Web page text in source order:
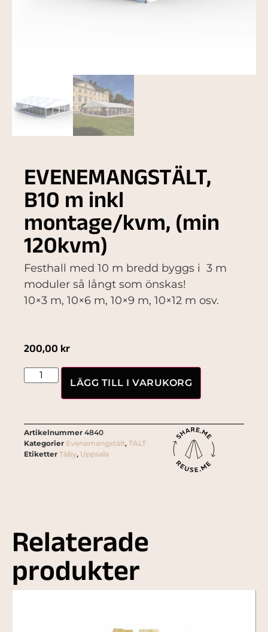
EVENEMANGSTÄLT,
B10 m inkl
montage/kvm, (min
120kvm)
Festhall med 10 m bredd byggs i 3 m
moduler så långt som önskas!
10×3 m, 10×6 m, 10×9 m, 10×12 m osv.
200,00 kr
LÄGG TILL I VARUKORG
Artikelnummer 4840
Kategorier Evenemangstält, TÄLT
Etiketter Täby, Uppsala
Relaterade
produkter